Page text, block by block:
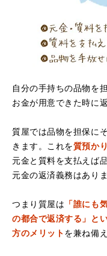
（大阪府堺市）電話対
でお世話になろうと
た。
自分の手持ちの品物を
お金が用意できた時に
質屋では品物を担保に
きます。これを質預かり
元金と質料を支払えば
元金の返済義務はありま
つまり質屋は 「誰にも
の都合で返済する」と
方のメリットを兼ね備